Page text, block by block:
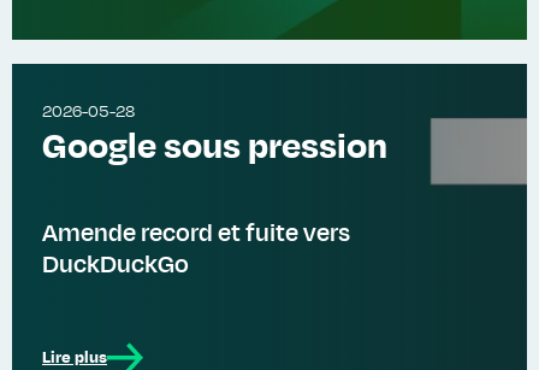
2026-05-28
Google sous pression
Amende record et fuite vers
DuckDuckGo
Lire plus